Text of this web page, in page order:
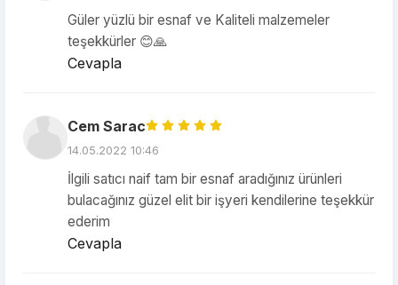
Güler yüzlü bir esnaf ve Kaliteli malzemeler
teşekkürler 😊🙏
Cevapla
Cem Sarac
14.05.2022 10:46
İlgili satıcı naif tam bir esnaf aradığınız ürünleri
bulacağınız güzel elit bir işyeri kendilerine teşekkür
ederim
Cevapla